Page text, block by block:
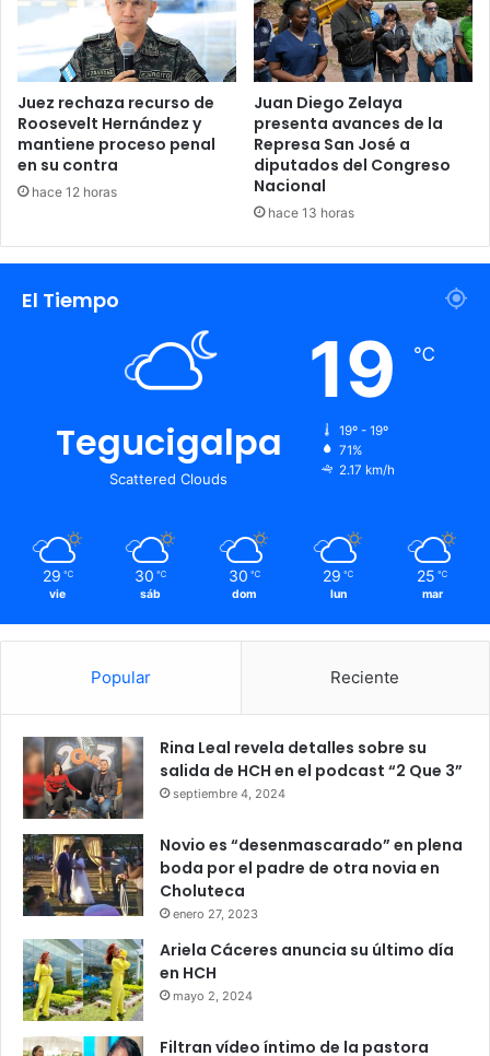
Santa Rita
Juez rechaza recurso de
Roosevelt Hernández y
mantiene proceso penal
en su contra
hace 12 horas
Juan Diego Zelaya
presenta avances de la
Represa San José a
diputados del Congreso
Nacional
hace 13 horas
El Tiempo
Tegucigalpa
Scattered Clouds
19 ℃
19º - 19º
71%
2.17 km/h
29 ℃
vie
30 ℃
sáb
30 ℃
dom
29 ℃
lun
25 ℃
mar
Popular Reciente
Rina Leal revela detalles sobre su
salida de HCH en el podcast “2 Que 3”
septiembre 4, 2024
Novio es “desenmascarado” en plena
boda por el padre de otra novia en
Choluteca
enero 27, 2023
Ariela Cáceres anuncia su último día
en HCH
mayo 2, 2024
Filtran vídeo íntimo de la pastora